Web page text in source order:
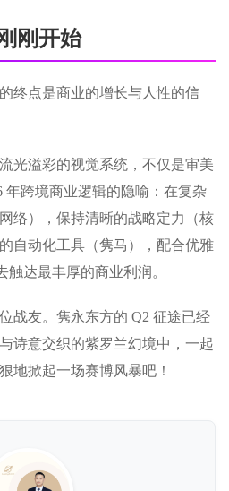
刚开始
终点是商业的增长与人性的信
光溢彩的视觉系统，不仅是审美
年跨境商业逻辑的隐喻：在复杂
络），保持清晰的战略定力（核
自动化工具（隽马），配合优雅
触达最丰厚的商业利润。
战友。隽永东方的 Q2 征途已经
诗意交织的紫罗兰幻境中，一起
地掀起一场赛博风暴吧！